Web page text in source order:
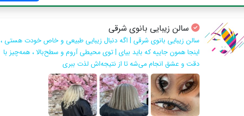
سالن زیبایی بانوی شرقی
سالن زیبایی بانوی شرقی | اگه دنبال زیبایی طبیعی و خاص خودت هستی ،
اینجا همون جاییه که باید بیای | توی محیطی آروم و سطح‌بالا ، همه‌چیز با
دقت و عشق انجام می‌شه تا از نتیجه‌اش لذت ببری